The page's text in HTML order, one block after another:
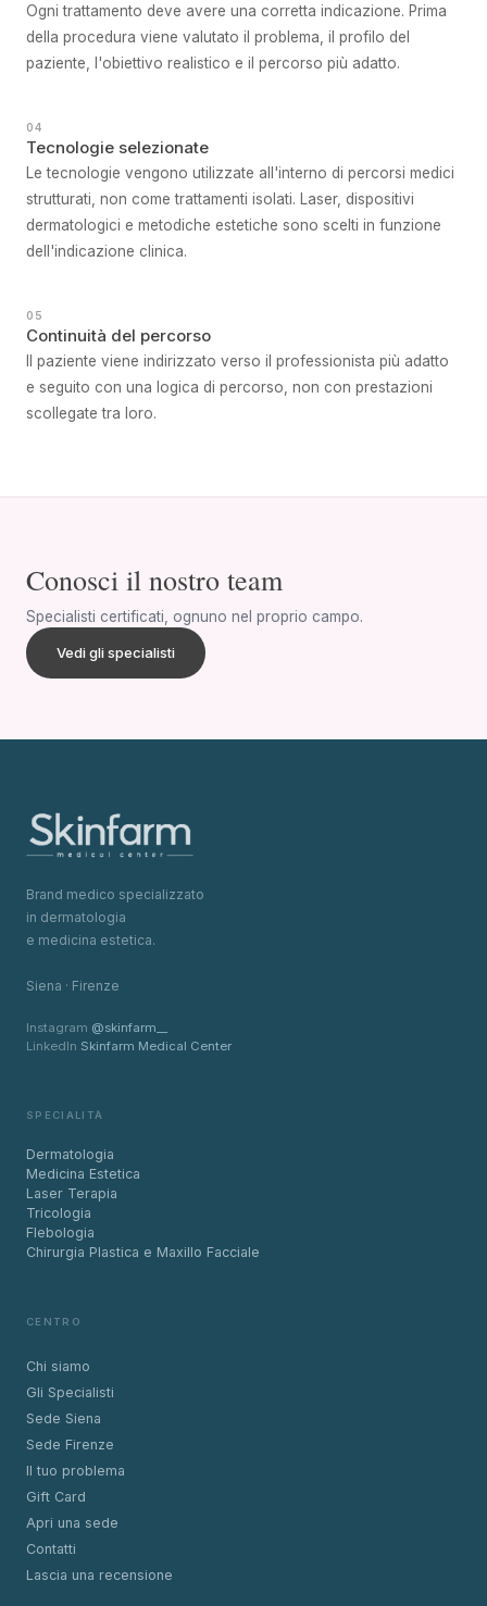
Ogni trattamento deve avere una corretta indicazione. Prima
della procedura viene valutato il problema, il profilo del
paziente, l'obiettivo realistico e il percorso più adatto.
04
Tecnologie selezionate
Le tecnologie vengono utilizzate all'interno di percorsi medici
strutturati, non come trattamenti isolati. Laser, dispositivi
dermatologici e metodiche estetiche sono scelti in funzione
dell'indicazione clinica.
05
Continuità del percorso
Il paziente viene indirizzato verso il professionista più adatto
e seguito con una logica di percorso, non con prestazioni
scollegate tra loro.
Conosci il nostro team
Specialisti certificati, ognuno nel proprio campo.
Vedi gli specialisti
Brand medico specializzato
in dermatologia
e medicina estetica.
Siena · Firenze
Instagram @skinfarm__
LinkedIn Skinfarm Medical Center
SPECIALITÀ
Dermatologia
Medicina Estetica
Laser Terapia
Tricologia
Flebologia
Chirurgia Plastica e Maxillo Facciale
CENTRO
Chi siamo
Gli Specialisti
Sede Siena
Sede Firenze
Il tuo problema
Gift Card
Apri una sede
Contatti
Lascia una recensione